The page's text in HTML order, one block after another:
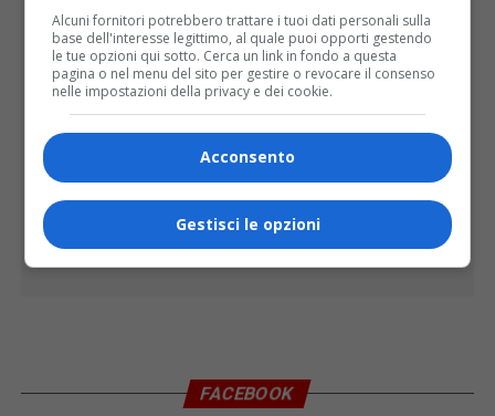
FACEBOOK
Alcuni fornitori potrebbero trattare i tuoi dati personali sulla
base dell'interesse legittimo, al quale puoi opporti gestendo
le tue opzioni qui sotto. Cerca un link in fondo a questa
pagina o nel menu del sito per gestire o revocare il consenso
nelle impostazioni della privacy e dei cookie.
Acconsento
Gestisci le opzioni